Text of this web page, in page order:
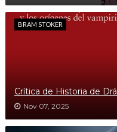
BRAM STOKER
Crítica de Historia de
Nov 07, 2025